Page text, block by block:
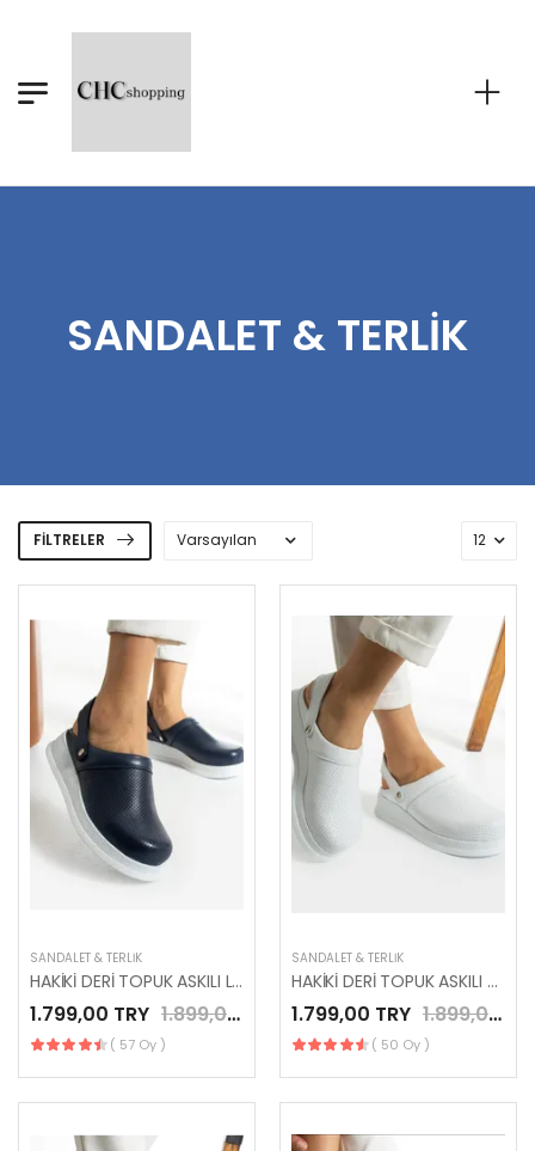
SANDALET & TERLIK
FILTRELER
SANDALET & TERLIK
HAKİKİ DERİ TOPUK ASKILI LACİVERT YENİ SEZON SABO TERLİK
1.799,00 TRY 1.899,00 TRY
( 57 Oy )
SANDALET & TERLIK
HAKİKİ DERİ TOPUK ASKILI BEYAZ YENİ SEZON SABO TERLİK
1.799,00 TRY 1.899,00 TRY
( 50 Oy )